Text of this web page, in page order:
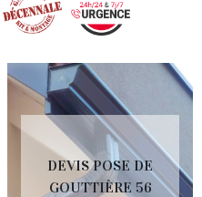
DEVIS POSE DE
GOUTTIÈRE 56